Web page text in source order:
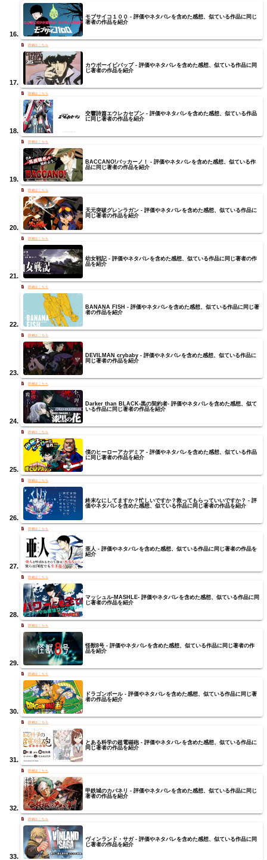
モブサイコ１００ - 評価やネタバレを含めた感想、似ている作品に同じ
著者の作品を紹介
カウボーイビバップ - 評価やネタバレを含めた感想、似ている作品に同
じ著者の作品を紹介
交響詩篇エウレカセブン - 評価やネタバレを含めた感想、似ている作品
に同じ著者の作品を紹介
BACCANO!バッカーノ！ - 評価やネタバレを含めた感想、似ている作
品に同じ著者の作品を紹介
天元突破グレンラガン - 評価やネタバレを含めた感想、似ている作品に
同じ著者の作品を紹介
幼女戦記 - 評価やネタバレを含めた感想、似ている作品に同じ著者の作
品を紹介
BANANA FISH - 評価やネタバレを含めた感想、似ている作品に同じ著
者の作品を紹介
DEVILMAN crybaby - 評価やネタバレを含めた感想、似ている作品に
同じ著者の作品を紹介
Darker than BLACK-黒の契約者- 評価やネタバレを含めた感想、似て
いる作品に同じ著者の作品を紹介
僕のヒーローアカデミア - 評価やネタバレを含めた感想、似ている作品
に同じ著者の作品を紹介
終末なにしてますか？忙しいですか？救ってもらっていいですか？ - 評
価やネタバレを含めた感想、似ている作品に同じ著者の作品を紹介
亜人 - 評価やネタバレを含めた感想、似ている作品に同じ著者の作品を
紹介
マッシュル-MASHLE- 評価やネタバレを含めた感想、似ている作品に同
じ著者の作品を紹介
怪獣8号 - 評価やネタバレを含めた感想、似ている作品に同じ著者の作
品を紹介
ドラゴンボール - 評価やネタバレを含めた感想、似ている作品に同じ著
者の作品を紹介
とある科学の超電磁砲 - 評価やネタバレを含めた感想、似ている作品に
同じ著者の作品を紹介
甲鉄城のカバネリ - 評価やネタバレを含めた感想、似ている作品に同じ
著者の作品を紹介
ヴィンランド・サガ - 評価やネタバレを含めた感想、似ている作品に同
じ著者の作品を紹介